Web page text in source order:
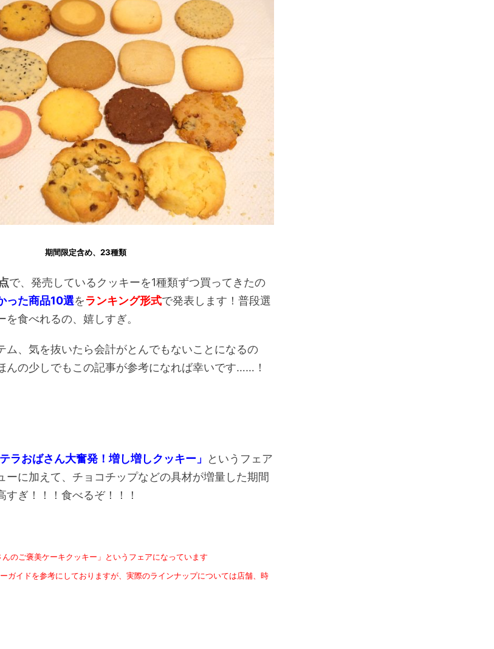
期間限定含め、23種類
で、発売しているクッキーを1種類ずつ買ってきたの
った商品10選をランキング形式で発表します！普段選
食べれるの、嬉しすぎ。
ム、気を抜いたら会計がとんでもないことになるの
んの少しでもこの記事が参考になれば幸いです……！
テラおばさん大奮発！増し増しクッキー」
というフェア
ーに加えて、チョコチップなどの具材が増量した期間
すぎ！！！食べるぞ！！！
のご褒美ケーキクッキー」というフェアになっています
ガイドを参考にしておりますが、実際のラインナップについては店舗、時